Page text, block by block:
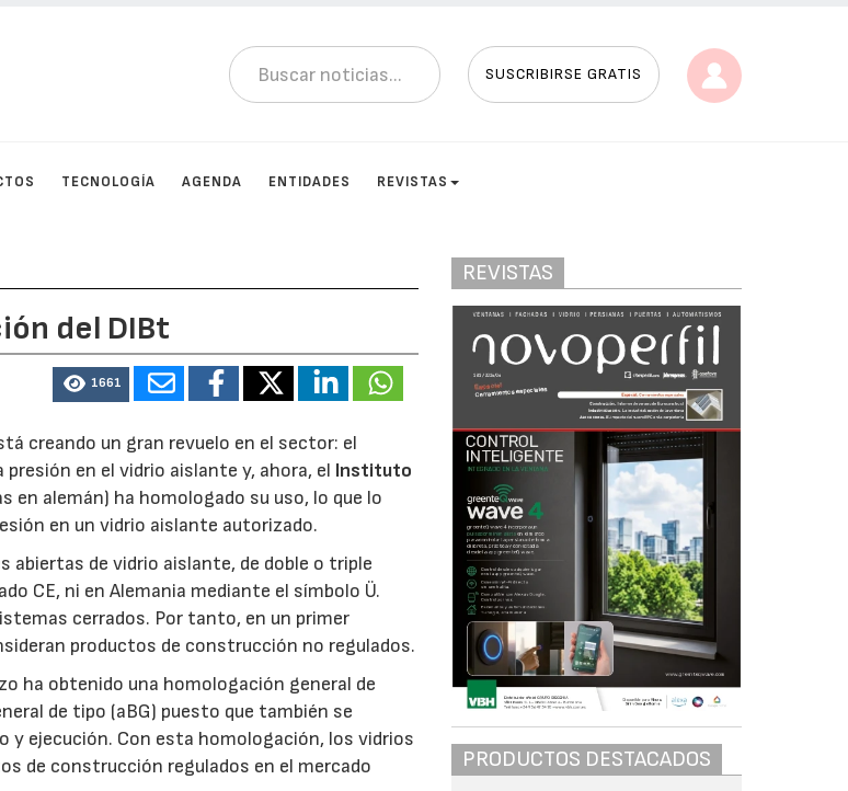
SUSCRIBIRSE GRATIS
TECNOLOGÍA AGENDA ENTIDADES REVISTAS
del DIBt
1661
creando un gran revuelo en el sector: el
en el vidrio aislante y, ahora, el Instituto
en alemán) ha homologado su uso, lo que lo
en un vidrio aislante autorizado.
abiertas de vidrio aislante, de doble o triple
CE, ni en Alemania mediante el símbolo Ü.
cerrados. Por tanto, en un primer
productos de construcción no regulados.
ha obtenido una homologación general de
de tipo (aBG) puesto que también se
ejecución. Con esta homologación, los vidrios
de construcción regulados en el mercado
REVISTAS
PRODUCTOS DESTACADOS